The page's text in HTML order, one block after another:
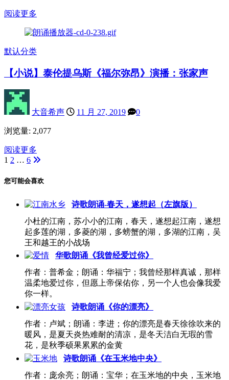
阅读更多
默认分类
【小说】泰伦提乌斯《福尔弥昂》演播：张家声
大音希声 11 月 27, 2019 0
浏览量: 2,077
阅读更多
文
章
1 2 … 6
您可能会喜欢
诗歌朗诵-春天，遂想起（左旗版）
小杜的江南，苏小小的江南，春天，遂想起江南，遂想
起多莲的湖，多菱的湖，多螃蟹的湖，多湖的江南，吴
王和越王的小战场
华歌朗诵《我曾经爱过你》
作者：普希金；朗诵：华福宁；我曾经那样真诚，那样
温柔地爱过你，但愿上帝保佑你，另一个人也会像我爱
你一样。
诗歌朗诵《你的漂亮》
作者：卢斌；朗诵：李进；你的漂亮是春天徐徐吹来的
暖风，是夏天炎热难耐的清凉，是冬天洁白无瑕的雪
花，是秋季硕果累累的金黄
诗歌朗诵《在玉米地中央》
作者：庞余亮；朗诵：宝华；在玉米地的中央，玉米地